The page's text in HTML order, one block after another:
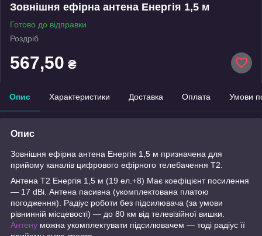
Зовнішня ефірна антена Енергія 1,5 м
Готово до відправки
Роздріб
567,50 ₴
Опис Характеристики Доставка Оплата Умови
Опис
Зовнішня ефірна антена Енергія 1,5 м призначена для
прийому каналів цифрового ефірного телебачення Т2.
Антена Т2 Енергія 1,5 м (19 ел.+8) Має коефіцієнт посилення
― 17 dBi. Антена пасивна (укомплектована платою
погодження). Радіус роботи без підсилювача (за умови
рівнинній місцевості) ― до 80 км від телевізійної вишки.
Антену можна укомплектувати підсилювачем ― тоді радіус її